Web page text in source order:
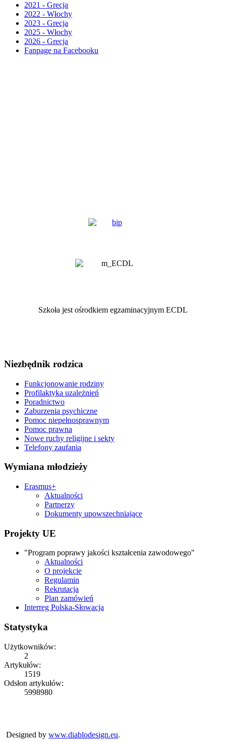
2021 - Grecja
2022 - Włochy
2023 - Grecja
2025 - Włochy
2026 - Grecja
Fanpage na Facebooku
Szkoła jest ośrodkiem egzaminacyjnym ECDL
Niezbędnik rodzica
Funkcjonowanie rodziny
Profilaktyka uzależnień
Poradnictwo
Zaburzenia psychiczne
Pomoc niepełnosprawnym
Pomoc prawna
Nowe ruchy religijne i sekty
Telefony zaufania
Wymiana młodzieży
Erasmus+
Aktualności
Partnerzy
Dokumenty upowszechniające
Projekty UE
"Program poprawy jakości kształcenia zawodowego"
Aktualności
O projekcie
Regulamin
Rekrutacja
Plan zamówień
Interreg Polska-Słowacja
Statystyka
Użytkowników:
2
Artykułów:
1519
Odsłon artykułów:
5998980
Designed by www.diablodesign.eu.